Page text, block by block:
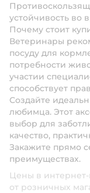
устойчивость во
Почему стоит
Ветеринары
посуду для
потребности
участии
способствует
Создайте
любимца. Этот
выбор для
качество,
Закажите прямо
преимуществах.
Цены в интернет-
от розничных